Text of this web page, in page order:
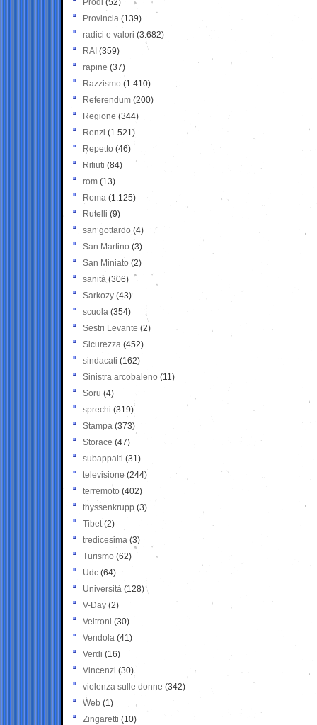
Prodi (52)
Provincia (139)
radici e valori (3.682)
RAI (359)
rapine (37)
Razzismo (1.410)
Referendum (200)
Regione (344)
Renzi (1.521)
Repetto (46)
Rifiuti (84)
rom (13)
Roma (1.125)
Rutelli (9)
san gottardo (4)
San Martino (3)
San Miniato (2)
sanità (306)
Sarkozy (43)
scuola (354)
Sestri Levante (2)
Sicurezza (452)
sindacati (162)
Sinistra arcobaleno (11)
Soru (4)
sprechi (319)
Stampa (373)
Storace (47)
subappalti (31)
televisione(244)
terremoto (402)
thyssenkrupp (3)
Tibet(2)
tredicesima (3)
Turismo (62)
Udc (64)
Università (128)
V-Day (2)
Veltroni (30)
Vendola (41)
Verdi (16)
Vincenzi (30)
violenza sulle donne (342)
Web (1)
Zingaretti (10)